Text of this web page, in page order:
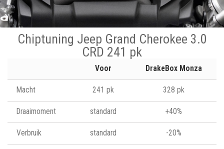
Chiptuning Jeep Grand Cherokee 3.0
CRD 241 pk
Voor DrakeBox Monza
Macht 241 pk 328 pk
Draaimoment standard +40%
Verbruik standard -20%